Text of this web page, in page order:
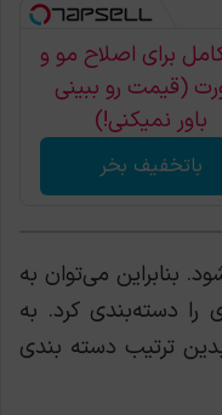
کامل برای اصلاح مو و
(قیمت رو ببینی
باور نمیکنی!)
باتخفیف بخر
می‌شود. بنابراین می‌توان به
دسته‌بندی کرد. به
ترتیب دسته بندی